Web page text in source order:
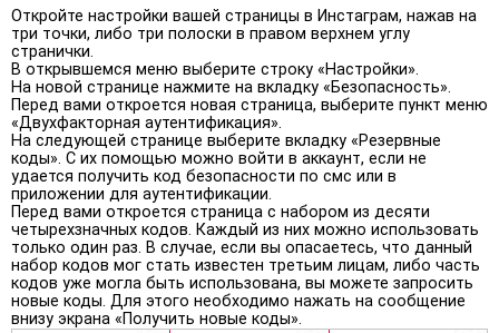
Откройте настройки вашей страницы в Инстаграм, нажав на
три точки, либо три полоски в правом верхнем углу
странички.
В открывшемся меню выберите строку «Настройки».
На новой странице нажмите на вкладку «Безопасность».
Перед вами откроется новая страница, выберите пункт меню
«Двухфакторная аутентификация».
На следующей странице выберите вкладку «Резервные
коды». С их помощью можно войти в аккаунт, если не
удается получить код безопасности по смс или в
приложении для аутентификации.
Перед вами откроется страница с набором из десяти
четырехзначных кодов. Каждый из них можно использовать
только один раз. В случае, если вы опасаетесь, что данный
набор кодов мог стать известен третьим лицам, либо часть
кодов уже могла быть использована, вы можете запросить
новые коды. Для этого необходимо нажать на сообщение
внизу экрана «Получить новые коды».